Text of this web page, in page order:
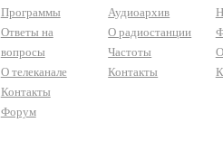
Программы
Ответы на
вопросы
О телеканале
Контакты
Форум
Аудиоархив
О радиостанции
Частоты
Контакты